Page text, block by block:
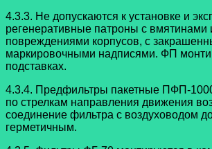
4.3.3. Не допускаются к установке и
регенеративные патроны с вмятинами
повреждениями корпусов, с
маркировочными надписями. ФП
подставках.
4.3.4. Предфильтры пакетные ПФП-
по стрелкам направления движения
соединение фильтра с воздуховодом
герметичным.